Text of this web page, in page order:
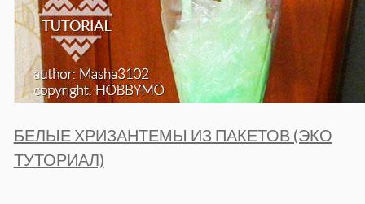
БЕЛЫЕ ХРИЗАНТЕМЫ ИЗ ПАКЕТОВ (ЭКО
ТУТОРИАЛ)